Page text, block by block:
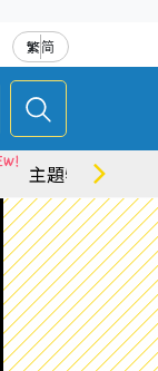
繁简
主題特集